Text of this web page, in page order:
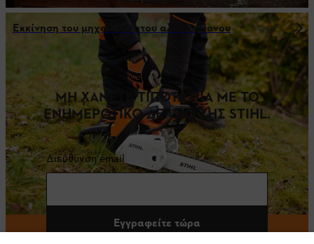
Εκκίνηση του μηχανοκίνητου αλυσοπρίονου
ΜΗ ΧΑΝΕΤΕ ΤΙΠΟΤΑ ΠΙΑ ΜΕ ΤΟ
ΕΝΗΜΕΡΩΤΙΚΟ ΔΕΛΤΙΟ ΤΗΣ STIHL.
Διεύθυνση email
Εγγραφείτε τώρα